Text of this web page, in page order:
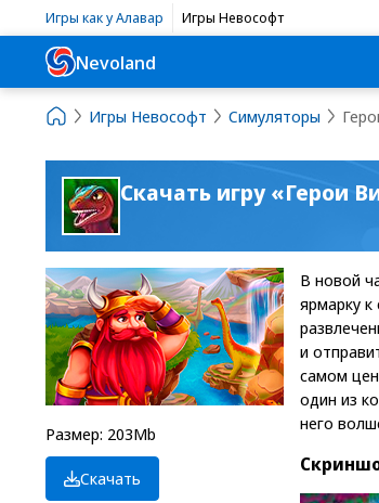
Игры как у Алавар Игры Невософт
Nevoland
Игры Невософт Симуляторы
Скачать игру «Герои
Размер: 203Mb
Скачать
В новой
ярмарку
и
самом
один из
него